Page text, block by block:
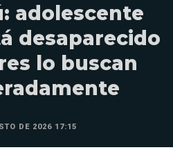
adolescente
desaparecido
lo buscan
DE 2026 17:15